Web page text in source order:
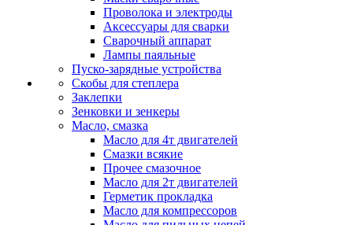
Проволока и электроды
Аксессуары для сварки
Сварочный аппарат
Лампы паяльные
Пуско-зарядные устройства
Скобы для степлера
Заклепки
Зенковки и зенкеры
Масло, смазка
Масло для 4т двигателей
Смазки всякие
Прочее смазочное
Масло для 2т двигателей
Герметик прокладка
Масло для компрессоров